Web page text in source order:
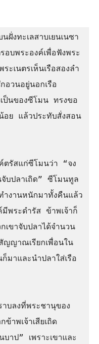
ฝั่งทะเลสาบเยนเนซา
อบพระองค์เพื่อฟังพระ
ะเนตรเห็นเรือสองลำ
อวนอยู่นอกเรือ
เป็นของซีโมน ทรงขอ
น้อย แล้วประทับสั่งสอน
ตรัสแก่ซีโมนว่า “จง
บปลาเถิด” ซีโมนทูล
ำงานหนักมาทั้งคืนแล้ว
มีพระดำรัส ข้าพเจ้าก็
ขาจับปลาได้จำนวน
ญญาณเรียกเพื่อนใน
มาและนำปลาใส่เรือ
าบลงที่พระชานุของ
าพเจ้าเสียเถิด
บาป” เพราะเขาและ